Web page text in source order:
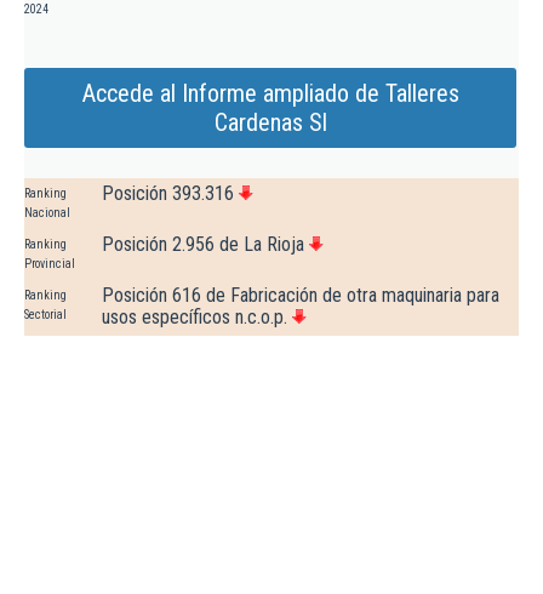
2024
Accede al Informe ampliado de Talleres
Cardenas Sl
Ranking
Nacional
Posición 393.316
Ranking
Provincial
Posición 2.956 de La Rioja
Ranking
Sectorial
Posición 616 de Fabricación de otra maquinaria para
usos específicos n.c.o.p.